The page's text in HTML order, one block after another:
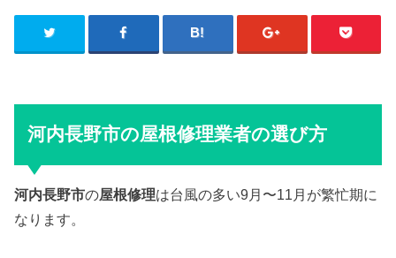
河内長野市の屋根修理業者の選び方
河内長野市の屋根修理は台風の多い9月〜11月が繁忙期に
なります。